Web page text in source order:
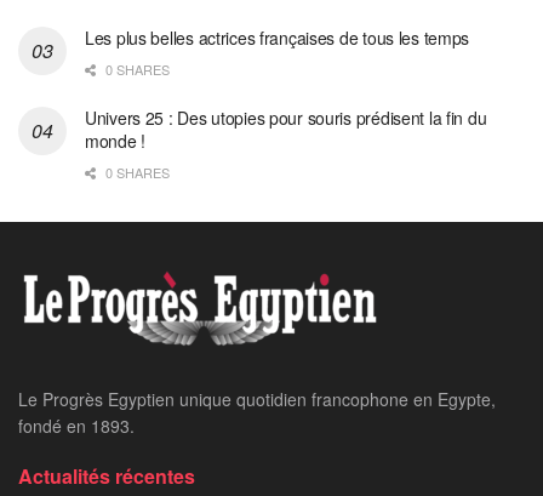
Les plus belles actrices françaises de tous les temps
0 SHARES
Univers 25 : Des utopies pour souris prédisent la fin du
monde !
0 SHARES
Le Progrès Egyptien unique quotidien francophone en Egypte,
fondé en 1893.
Actualités récentes